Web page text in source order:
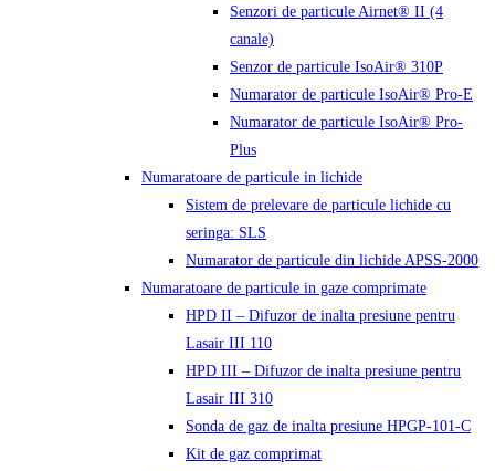
Senzori de particule Airnet® II (4
canale)
Senzor de particule IsoAir® 310P
Numarator de particule IsoAir® Pro-E
Numarator de particule IsoAir® Pro-
Plus
Numaratoare de particule in lichide
Sistem de prelevare de particule lichide cu
seringa: SLS
Numarator de particule din lichide APSS-2000
Numaratoare de particule in gaze comprimate
HPD II – Difuzor de inalta presiune pentru
Lasair III 110
HPD III – Difuzor de inalta presiune pentru
Lasair III 310
Sonda de gaz de inalta presiune HPGP-101-C
Kit de gaz comprimat